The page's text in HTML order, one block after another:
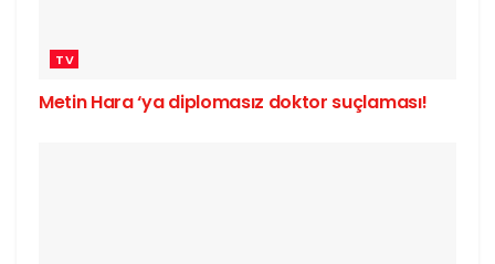
TV
Metin Hara ‘ya diplomasız doktor suçlaması!